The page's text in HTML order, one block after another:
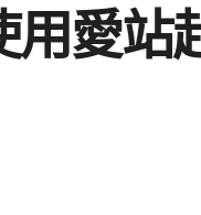
用愛站